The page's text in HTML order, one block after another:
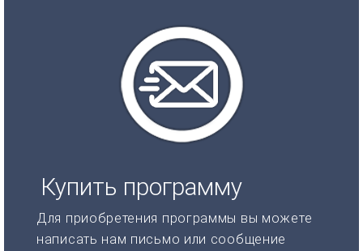
Купить программу
Для приобретения программы вы можете
написать нам письмо или сообщение